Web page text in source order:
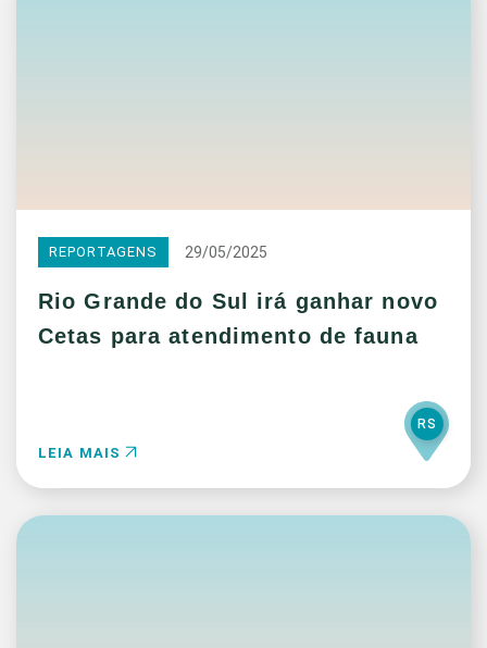
REPORTAGENS 29/05/2025
Rio Grande do Sul irá ganhar novo
Cetas para atendimento de fauna
LEIA MAIS
RS